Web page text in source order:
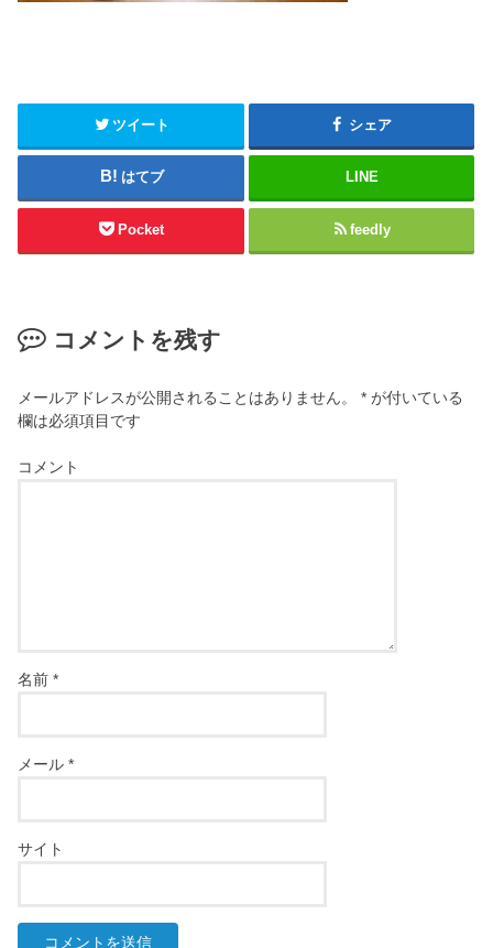
ツイート シェア
はてブ LINE
Pocket feedly
コメントを残す
メールアドレスが公開されることはありません。 * が付いている
欄は必須項目です
コメント
名前*
メール*
サイト